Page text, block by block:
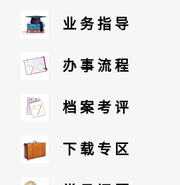
业务指导
办事流程
档案考评
下载专区